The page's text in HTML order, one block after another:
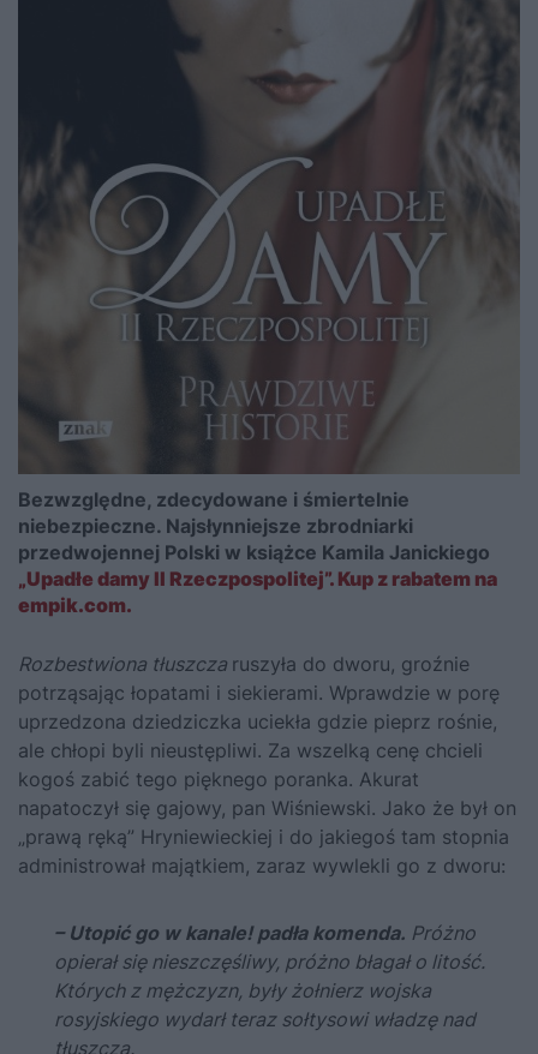
Bezwzględne, zdecydowane i śmiertelnie
niebezpieczne. Najsłynniejsze zbrodniarki
przedwojennej Polski w książce Kamila Janickiego
„Upadłe damy II Rzeczpospolitej”. Kup z rabatem na
empik.com.
Rozbestwiona tłuszcza ruszyła do dworu, groźnie
potrząsając łopatami i siekierami. Wprawdzie w porę
uprzedzona dziedziczka uciekła gdzie pieprz rośnie,
ale chłopi byli nieustępliwi. Za wszelką cenę chcieli
kogoś zabić tego pięknego poranka. Akurat
napatoczył się gajowy, pan Wiśniewski. Jako że był on
„prawą ręką” Hryniewieckiej i do jakiegoś tam stopnia
administrował majątkiem, zaraz wywlekli go z dworu:
– Utopić go w kanale! padła komenda. Próżno
opierał się nieszczęśliwy, próżno błagał o litość.
Których z mężczyzn, były żołnierz wojska
rosyjskiego wydarł teraz sołtysowi władzę nad
tłuszczą.